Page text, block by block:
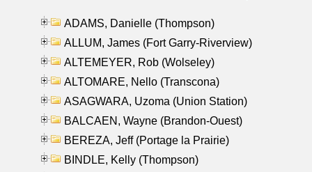
ADAMS, Danielle (Thompson)
ALLUM, James (Fort Garry-Riverview)
ALTEMEYER, Rob (Wolseley)
ALTOMARE, Nello (Transcona)
ASAGWARA, Uzoma (Union Station)
BALCAEN, Wayne (Brandon-Ouest)
BEREZA, Jeff (Portage la Prairie)
BINDLE, Kelly (Thompson)